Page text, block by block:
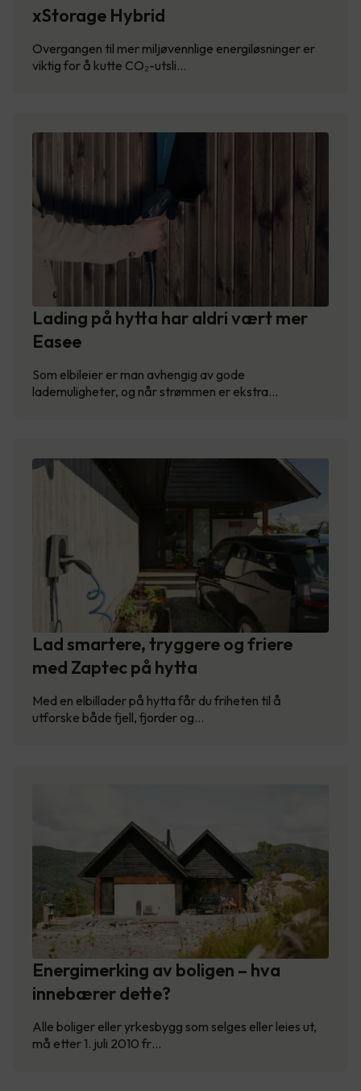
xStorage Hybrid
Overgangen til mer miljøvennlige energiløsninger er
viktig for å kutte CO₂-utsli…
Lading på hytta har aldri vært mer
Easee
Som elbileier er man avhengig av gode
lademuligheter, og når strømmen er ekstra…
Lad smartere, tryggere og friere
med Zaptec på hytta
Med en elbillader på hytta får du friheten til å
utforske både fjell, fjorder og…
Energimerking av boligen – hva
innebærer dette?
Alle boliger eller yrkesbygg som selges eller leies ut,
må etter 1. juli 2010 fr…